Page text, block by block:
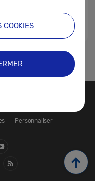
Personnaliser
COOKIES